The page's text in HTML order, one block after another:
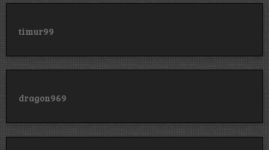
timur99
dragon969